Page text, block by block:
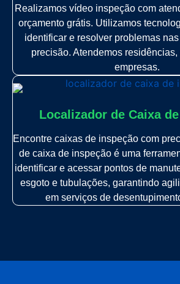
Realizamos vídeo inspeção com
orçamento grátis. Utilizamos
identificar e resolver problemas
precisão. Atendemos
empresas.
Localizador de Caixa
Encontre caixas de inspeção com
de caixa de inspeção é uma
identificar e acessar pontos de
esgoto e tubulações, garantindo
em serviços de